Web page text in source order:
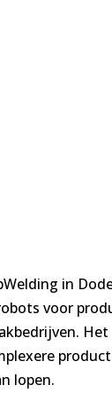
in
voor
lopen.